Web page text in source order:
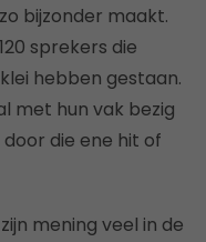
bijzonder maakt.
sprekers die
hebben gestaan.
met hun vak bezig
die ene hit of
mening veel in de